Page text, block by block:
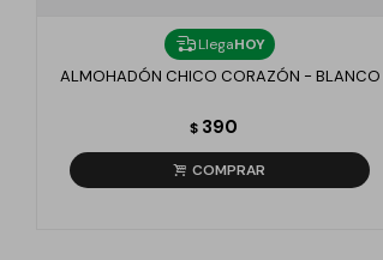
LlegaHOY
ALMOHADÓN CHICO CORAZÓN - BLANCO
$ 390